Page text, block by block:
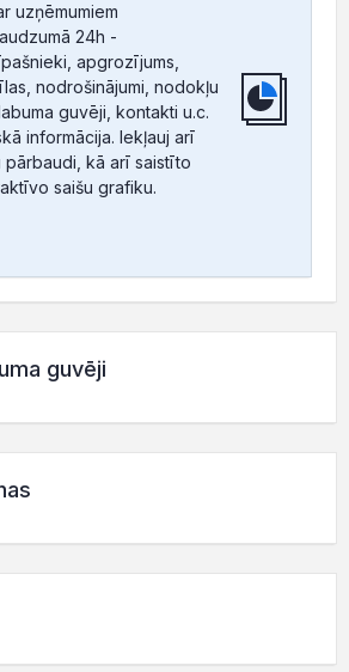
uzņēmumiem
24h -
apgrozījums,
nodrošinājumi, nodokļu
guvēji, kontakti u.c.
informācija. Iekļauj arī
pārbaudi, kā arī saistīto
saišu grafiku.
guvēji